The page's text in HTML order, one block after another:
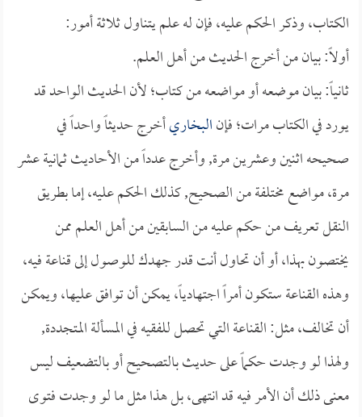
الكتاب، وذكر الحكم عليه، فإن له علم يتناول ثلاثة أمور:
أولاً: بيان من أخرج الحديث من أهل العلم.
ثانياً: بيان موضعه أو مواضعه من كتاب؛ لأن الحديث الواحد قد
يورد في الكتاب مرات؛ فإنالبخاريأخرج حديثاً واحداً في
صحيحه اثنين وعشرين مرة, وأخرج عدداً من الأحاديث ثمانية عشر
مرة، مواضع مختلفة من الصحيح, كذلك الحكم عليه، إما بطريق
النقل تعريف من حكم عليه من السابقين من أهل العلم ممن
يختصون بهذا، أو أن تحاول أنت قدر جهدك للوصول إلى قناعة فيه،
وهذه القناعة ستكون أمراً اجتهادياً، يمكن أن توافق عليها، ويمكن
أن تخالف، مثل: القناعة التي تحصل للفقيه في المسألة المتجددة,
ولهذا لو وجدت حكماً على حديث بالتصحيح أو بالتضعيف ليس
معنى ذلك أن الأمر فيه قد انتهى، بل هذا مثل ما لو وجدت فتوى